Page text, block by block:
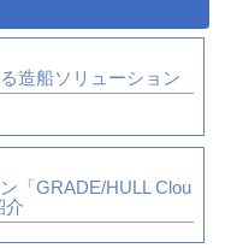
造3次元CAD活用によ
navi
ナビのご紹介
とは
の活用で艤装設計の3
造船ソリューション
「GRADE/HULL Clou
介